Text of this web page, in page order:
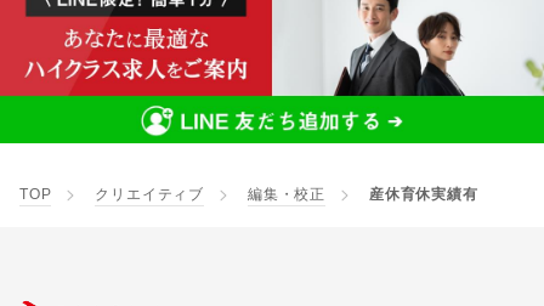
TOP クリエイティブ 編集・校正 産休育休実績有